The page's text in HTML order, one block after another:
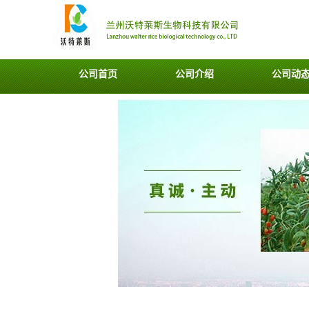
公司首页 公司介绍 公司动